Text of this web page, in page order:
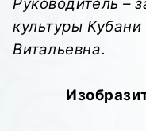
культуры
Витальевна.